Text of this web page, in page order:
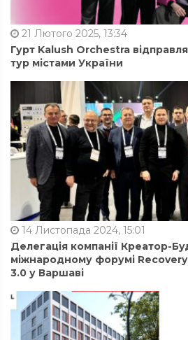
21 Лютого 2025, 13:34
Гурт Kalush Orchestra
тур містами України
14 Листопада 2024, 15:01
Делегація компанії Креатор-
міжнародному форумі
3.0 у Варшаві